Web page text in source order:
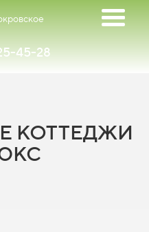
45-28
КОТТЕДЖИ